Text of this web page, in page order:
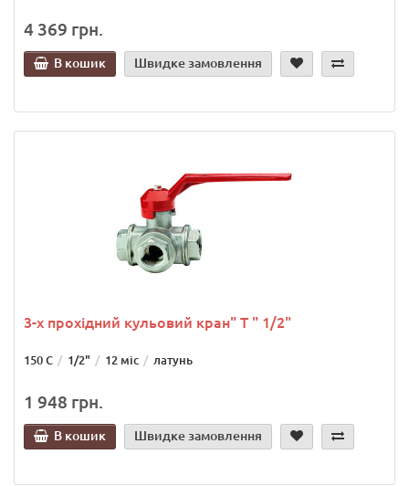
4 369 грн.
В кошик Швидке замовлення
3-х прохідний кульовий кран" Т " 1/2"
150 С 1/2" 12 міс латунь
1 948 грн.
В кошик Швидке замовлення